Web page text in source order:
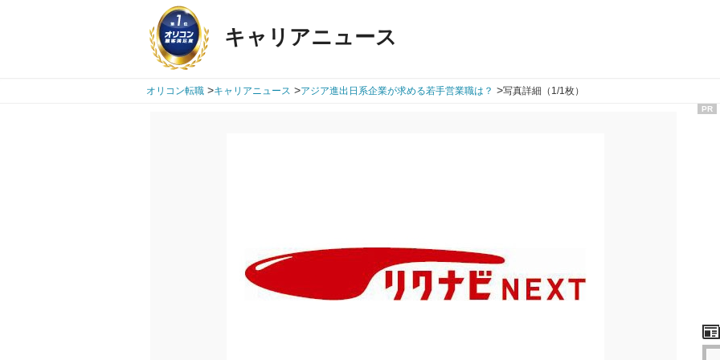
キャリアニュース
オリコン転職 >キャリアニュース >アジア進出日系企業が求める若手営業職は？ >写真詳細（1/1枚）
PR